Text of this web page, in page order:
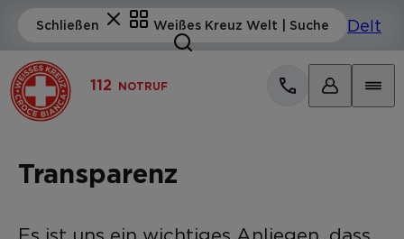
112 NOTRUF
Transparenz
Es ist uns ein wichtiges Anliegen, dass